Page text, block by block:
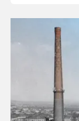
nám